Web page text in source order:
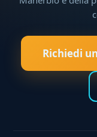
Richiedi